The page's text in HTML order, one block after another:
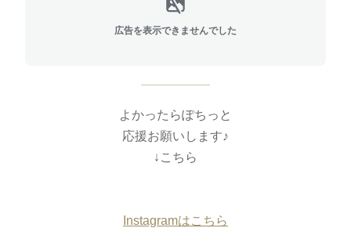
広告を表示できませんでした
よかったらぽちっと
応援お願いします♪
↓こちら
Instagramはこちら